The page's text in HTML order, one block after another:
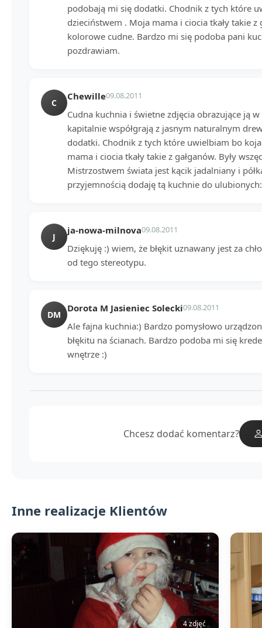
podobają mi się dodatki. Chodnik z tych które
dzieciństwem . Moja mama i ciocia tkały takie z
kolorowe cudne. Bardzo mi się podoba pani
pozdrawiam.
C
Chewille09.08.2011
Cudna kuchnia i świetne zdjęcia obrazujące ją
kapitalnie współgrają z jasnym naturalnym
dodatki. Chodnik z tych które uwielbiam bo
mama i ciocia tkały takie z gałganów. Były
Mistrzostwem świata jest kącik jadalniany i
przyjemnością dodaję tą kuchnie do
J
ja-nowa-milnova09.08.2011
Dziękuję :) wiem, że błękit uznawany jest za
od tego stereotypu.
DM
Dorota M Jasieniec Solecki09.08.2011
Ale fajna kuchnia:) Bardzo pomysłowo
błękitu na ścianach. Bardzo podoba mi się
wnętrze :)
Chcesz dodać komentarz?
Inne realizacje Klientów
4 zdjęć